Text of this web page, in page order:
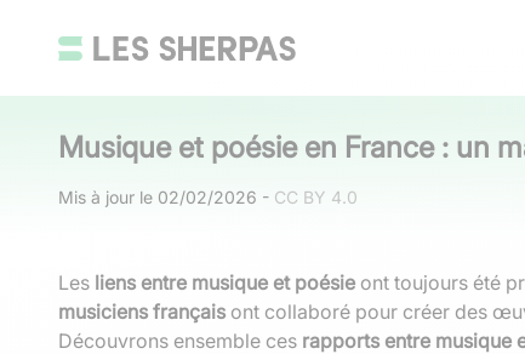
Musique et poésie en France : un
Mis à jour le 02/02/2026 - CC BY 4.0
Les liens entre musique et poésie ont toujours été
musiciens français ont collaboré pour créer des
Découvrons ensemble ces rapports entre musique